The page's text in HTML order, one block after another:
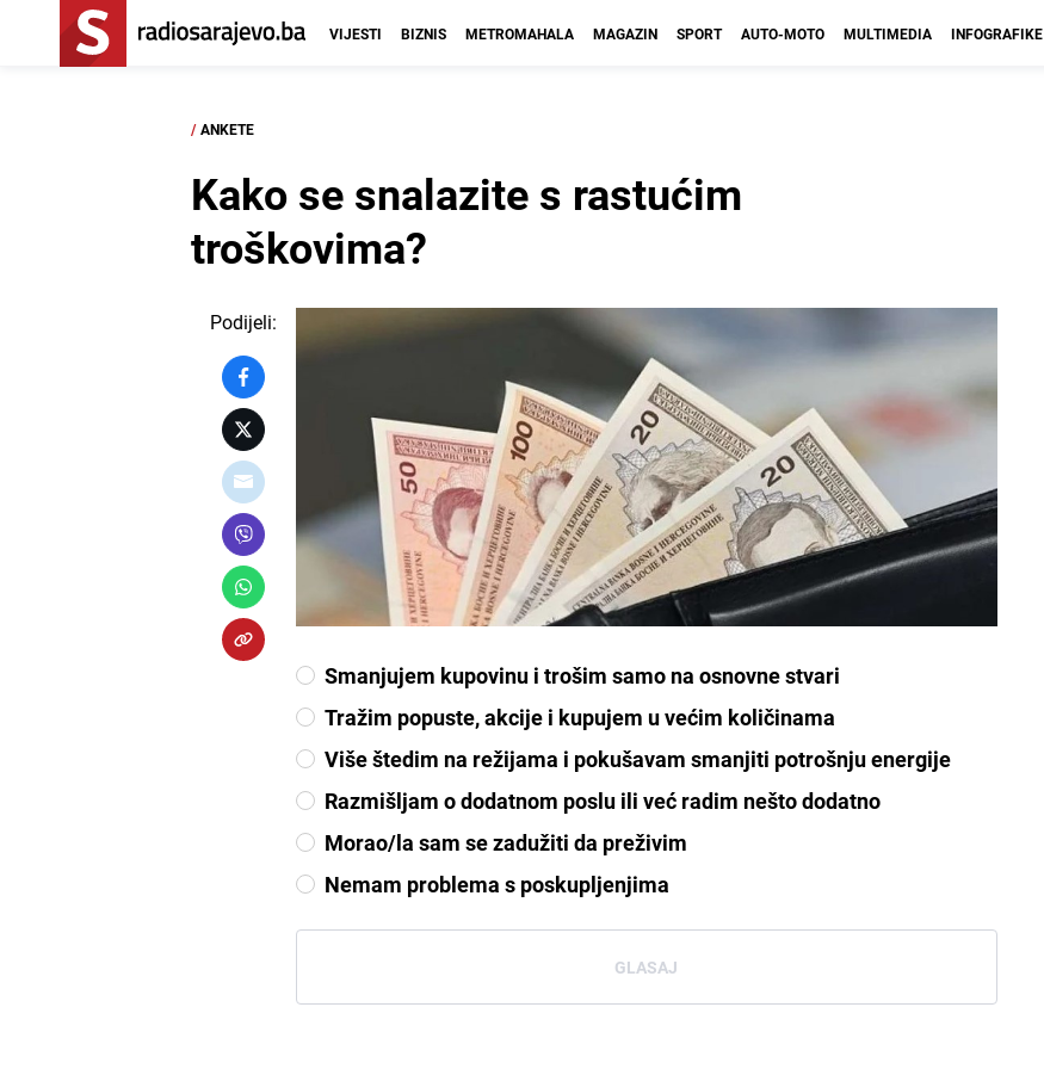
VIJESTI BIZNIS METROMAHALA MAGAZIN SPORT AUTO-MOTO MULTIMEDIA INFOGRAFIKE
/ ANKETE
Kako se snalazite s rastućim
troškovima?
Podijeli:
Smanjujem kupovinu i trošim samo na osnovne stvari
Tražim popuste, akcije i kupujem u većim količinama
Više štedim na režijama i pokušavam smanjiti potrošnju energije
Razmišljam o dodatnom poslu ili već radim nešto dodatno
Morao/la sam se zadužiti da preživim
Nemam problema s poskupljenjima
GLASAJ